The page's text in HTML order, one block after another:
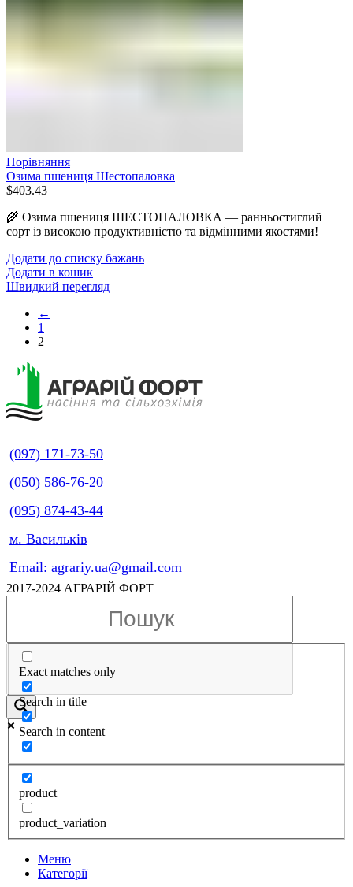
Порівняння
Озима пшениця Шестопаловка
$403.43
🌾 Озима пшениця ШЕСТОПАЛОВКА — ранньостиглий
сорт із високою продуктивністю та відмінними якостями!
Додати до списку бажань
Додати в кошик
Швидкий перегляд
←
1
2
(097) 171-73-50
(050) 586-76-20
(095) 874-43-44
м. Васильків
Email: agrariy.ua@gmail.com
2017-2024 АГРАРІЙ ФОРТ
Exact matches only
Search in title
Search in content
product
product_variation
Меню
Категорії